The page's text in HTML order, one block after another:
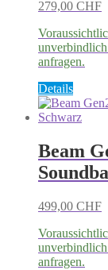
der
279,00 CHF
anfragen.
DetailsDieses
weist
auf.
Die
können
auf
der
gewählt
Beam
499,00 CHF
anfragen.